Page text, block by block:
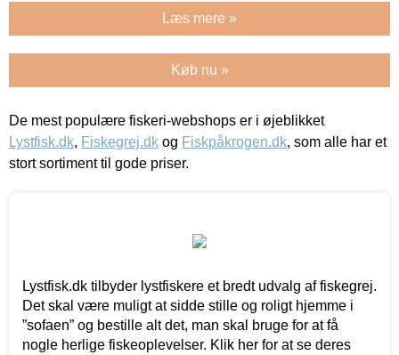
Læs mere »
Køb nu »
De mest populære fiskeri-webshops er i øjeblikket
Lystfisk.dk, Fiskegrej.dk og Fiskpåkrogen.dk, som alle har et
stort sortiment til gode priser.
Lystfisk.dk tilbyder lystfiskere et bredt udvalg af fiskegrej.
Det skal være muligt at sidde stille og roligt hjemme i
”sofaen” og bestille alt det, man skal bruge for at få
nogle herlige fiskeoplevelser. Klik her for at se deres